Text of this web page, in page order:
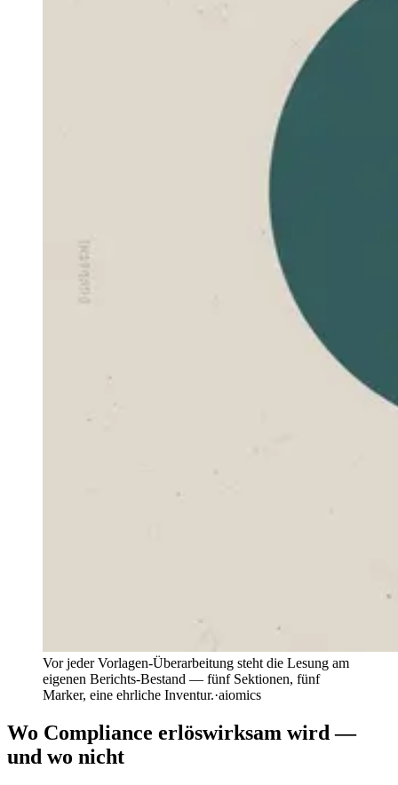
Vor jeder Vorlagen-Überarbeitung steht die Lesung am
eigenen Berichts-Bestand — fünf Sektionen, fünf
Marker, eine ehrliche Inventur.·aiomics
Wo Compliance erlöswirksam wird —
und wo nicht